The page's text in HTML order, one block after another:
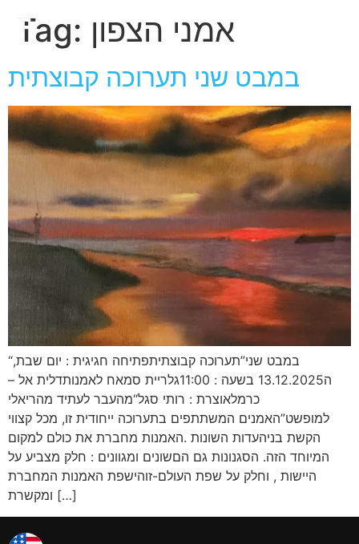
Tag: אמני הצפון
במבט שני תערוכה קבוצתית
“במבט שני”תערוכה קבוצתיתפתיחה חגיגית : יום שבת,
ה13.12.2025 בשעה : 11:00גלריית סמאח לאמנותדלית אל –
כרמלאוצרת : רותי סגל“מהעבר לעתיד מהריאלי
למופשט”האמנים המשתתפים בתערוכה ייחודית זו, מכל קצווי
הקשת בניהעדות השונות .האמנות מחברת את כולם למקום
המיוחד הזה. הסגנונות גם הםשונים ומגוונים : חלק מצביע על
היישות , וחלק על שפת העולם-זוהישפת האמנות המחברת
ומקשרת […]